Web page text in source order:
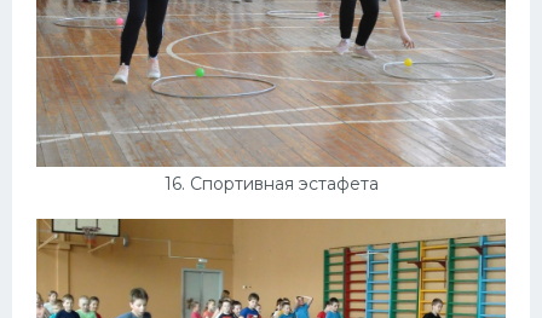
16. Спортивная эстафета